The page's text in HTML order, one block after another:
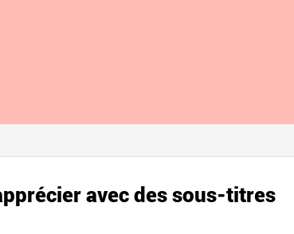
avec des sous-titres